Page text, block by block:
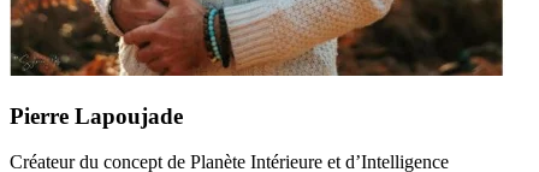
Pierre Lapoujade
Créateur du concept de Planète Intérieure et d’Intelligence